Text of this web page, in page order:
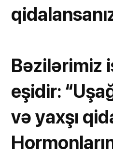
Bəzilərimiz
eşidir:
və yaxşı